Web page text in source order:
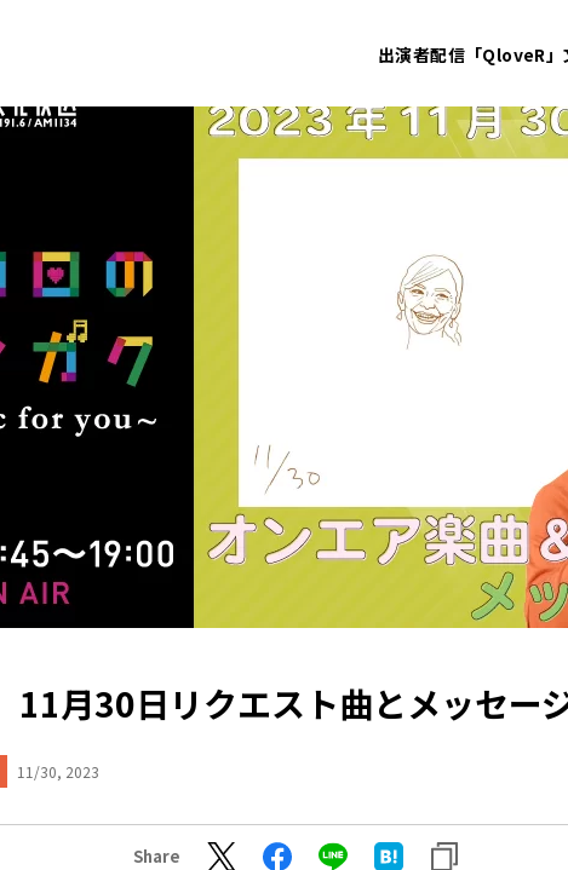
出演者配信「QloveR」
11月30日リクエスト曲とメッセー
11/30, 2023
Share